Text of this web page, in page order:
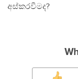
අස්කරවීමද?